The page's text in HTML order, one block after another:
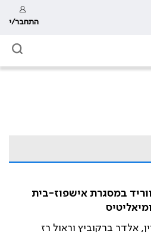
התחבר/י
במסגרת אישפוז-בית
אלדר ברקוביץ וראול רז